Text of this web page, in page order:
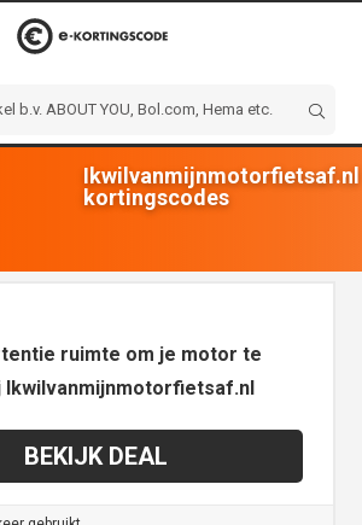
Ikwilvanmijnmotorfietsaf.nl
kortingscodes
ruimte om je motor te
Ikwilvanmijnmotorfietsaf.nl
BEKIJK DEAL